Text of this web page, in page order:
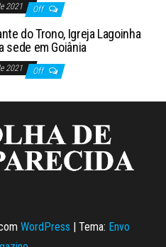
2021 Off
do Trono, Igreja Lagoinha
sede em Goiânia
2021 Off
WordPress | Tema: Envo